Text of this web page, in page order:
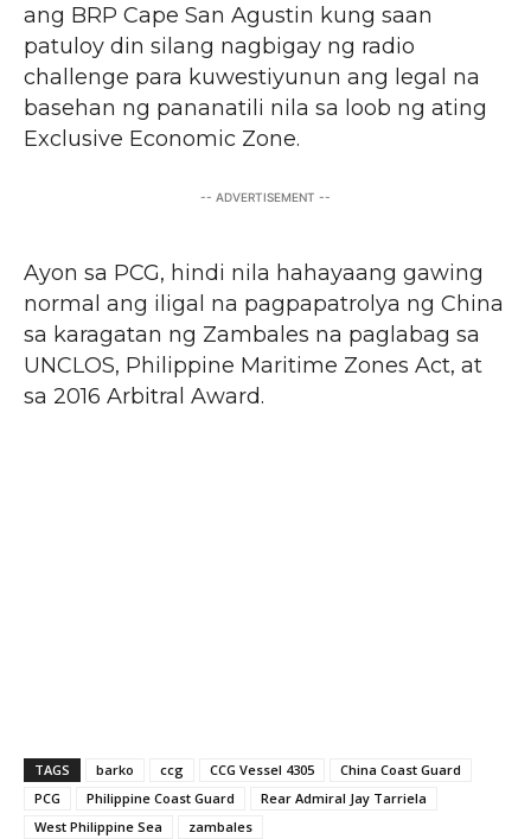
ang BRP Cape San Agustin kung saan
patuloy din silang nagbigay ng radio
challenge para kuwestiyunun ang legal na
basehan ng pananatili nila sa loob ng ating
Exclusive Economic Zone.
-- ADVERTISEMENT --
Ayon sa PCG, hindi nila hahayaang gawing
normal ang iligal na pagpapatrolya ng China
sa karagatan ng Zambales na paglabag sa
UNCLOS, Philippine Maritime Zones Act, at
sa 2016 Arbitral Award.
TAGS barko ccg CCG Vessel 4305
China Coast Guard
PCG
Philippine Coast Guard
Rear Admiral Jay Tarriela
West Philippine Sea
zambales